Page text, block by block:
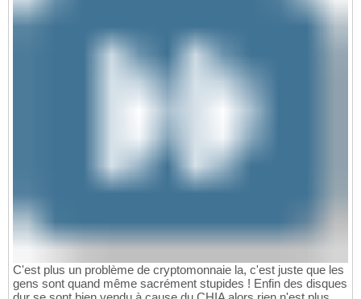
C'est plus un problème de cryptomonnaie la, c'est juste que les
gens sont quand même sacrément stupides ! Enfin des disques